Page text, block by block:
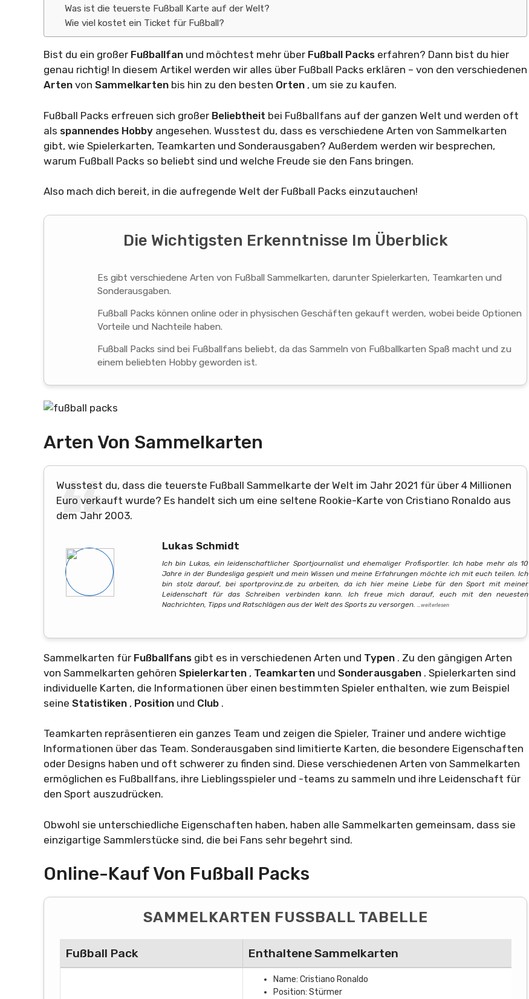
Was ist die teuerste Fußball Karte auf der Welt?
Wie viel kostet ein Ticket für Fußball?
Bist du ein großer Fußballfan und möchtest mehr über Fußball Packs erfahren? Dann bist du hier
genau richtig! In diesem Artikel werden wir alles über Fußball Packs erklären – von den verschiedenen
Arten von Sammelkarten bis hin zu den besten Orten , um sie zu kaufen.
Fußball Packs erfreuen sich großer Beliebtheit bei Fußballfans auf der ganzen Welt und werden oft
als spannendes Hobby angesehen. Wusstest du, dass es verschiedene Arten von Sammelkarten
gibt, wie Spielerkarten, Teamkarten und Sonderausgaben? Außerdem werden wir besprechen,
warum Fußball Packs so beliebt sind und welche Freude sie den Fans bringen.
Also mach dich bereit, in die aufregende Welt der Fußball Packs einzutauchen!
Die Wichtigsten Erkenntnisse Im Überblick
Es gibt verschiedene Arten von Fußball Sammelkarten, darunter Spielerkarten, Teamkarten und
Sonderausgaben.
Fußball Packs können online oder in physischen Geschäften gekauft werden, wobei beide Optionen
Vorteile und Nachteile haben.
Fußball Packs sind bei Fußballfans beliebt, da das Sammeln von Fußballkarten Spaß macht und zu
einem beliebten Hobby geworden ist.
Arten Von Sammelkarten
Wusstest du, dass die teuerste Fußball Sammelkarte der Welt im Jahr 2021 für über 4 Millionen
Euro verkauft wurde? Es handelt sich um eine seltene Rookie-Karte von Cristiano Ronaldo aus
dem Jahr 2003.
Lukas Schmidt
Ich bin Lukas, ein leidenschaftlicher Sportjournalist und ehemaliger Profisportler. Ich habe mehr als 10
Jahre in der Bundesliga gespielt und mein Wissen und meine Erfahrungen möchte ich mit euch teilen. Ich
bin stolz darauf, bei sportprovinz.de zu arbeiten, da ich hier meine Liebe für den Sport mit meiner
Leidenschaft für das Schreiben verbinden kann. Ich freue mich darauf, euch mit den neuesten
Nachrichten, Tipps und Ratschlägen aus der Welt des Sports zu versorgen. …weiterlesen
Sammelkarten für Fußballfans gibt es in verschiedenen Arten und Typen . Zu den gängigen Arten
von Sammelkarten gehören Spielerkarten , Teamkarten und Sonderausgaben . Spielerkarten sind
individuelle Karten, die Informationen über einen bestimmten Spieler enthalten, wie zum Beispiel
seine Statistiken , Position und Club .
Teamkarten repräsentieren ein ganzes Team und zeigen die Spieler, Trainer und andere wichtige
Informationen über das Team. Sonderausgaben sind limitierte Karten, die besondere Eigenschaften
oder Designs haben und oft schwerer zu finden sind. Diese verschiedenen Arten von Sammelkarten
ermöglichen es Fußballfans, ihre Lieblingsspieler und -teams zu sammeln und ihre Leidenschaft für
den Sport auszudrücken.
Obwohl sie unterschiedliche Eigenschaften haben, haben alle Sammelkarten gemeinsam, dass sie
einzigartige Sammlerstücke sind, die bei Fans sehr begehrt sind.
Online-Kauf Von Fußball Packs
SAMMELKARTEN FUSSBALL TABELLE
Fußball Pack Enthaltene Sammelkarten
Name: Cristiano Ronaldo
Position: Stürmer